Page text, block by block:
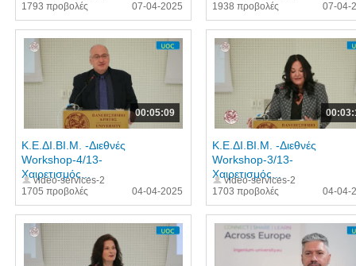
1793 προβολές
07-04-2025
1938 προβολές
07-04-
00:05:09
1705 προβολές
Κ.Ε.ΔΙ.ΒΙ.Μ. -Διεθνές
Workshop-4/13-
Χαιρετισμός...
video-services-2
04-04-2025
1703 προβολές
Κ.Ε.ΔΙ.ΒΙ.Μ. -Διεθνές
Workshop-3/13-
Χαιρετισμός...
video-services-2
04-04-